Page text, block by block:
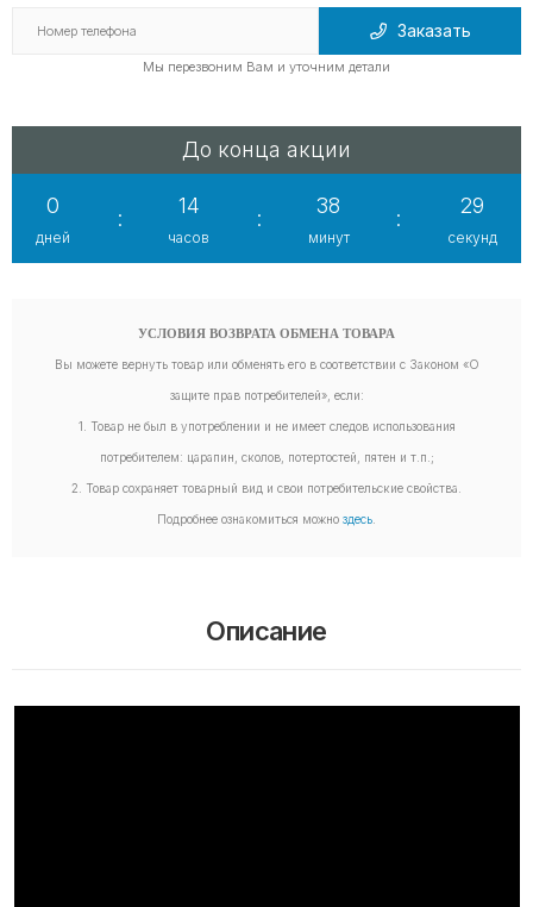
Заказать
Мы перезвоним Вам и уточним детали
До конца акции
0
дней
:
14
часов
:
38
минут
:
28
секунд
УСЛОВИЯ ВОЗВРАТА ОБМЕНА ТОВАРА
Вы можете вернуть товар или обменять его в соответствии с Законом «О
защите прав потребителей», если:
1. Товар не был в употреблении и не имеет следов использования
потребителем: царапин, сколов, потертостей, пятен и т.п.;
2. Товар сохраняет товарный вид и свои потребительские свойства.
Подробнее ознакомиться можно здесь
Описание